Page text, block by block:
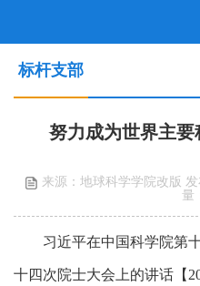
标杆支部
努力成为世界主
来源：地球科学学院改版 发
量
习近平在中国科学院第
十四次院士大会上的讲话 【